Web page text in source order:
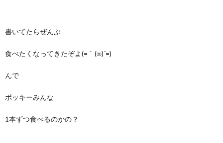
書いてたらぜんぶ
食べたくなってきたぞよ(=｀(∞)´=)
んで
ポッキーみんな
1本ずつ食べるのかの？